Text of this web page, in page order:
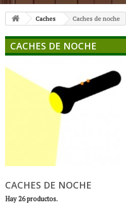
Caches Caches de noche
CACHES DE NOCHE
CACHES DE NOCHE
Hay 26 productos.